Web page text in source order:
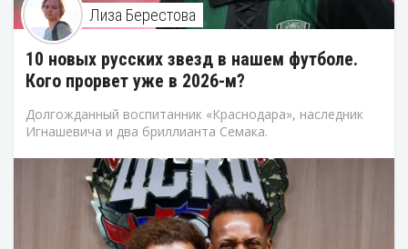
Лиза Берестова
10 новых русских звезд в нашем футболе.
Кого прорвет уже в 2026-м?
Долгожданный воспитанник «Краснодара», наследник
Игнашевича и два бриллианта Семака.